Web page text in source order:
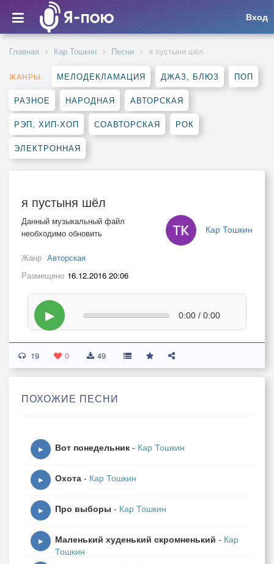
Вход
Главная Кар Тошкин Песни я пустыня шёл
ЖАНРЫ: МЕЛОДЕКЛАМАЦИЯ ДЖАЗ, БЛЮЗ ПОП
РАЗНОЕ НАРОДНАЯ АВТОРСКАЯ
РЭП, ХИП-ХОП СОАВТОРСКАЯ РОК
ЭЛЕКТРОННАЯ
я пустыня шёл
Кар Тошкин
Данный музыкальный файл
необходимо обновить
Жанр Авторская
Размещено 16.12.2016 20:06
▶ 0:00 / 0:00
19 0 49
ПОХОЖИЕ ПЕСНИ
▶ Вот понедельник - Кар Тошкин
▶ Охота - Кар Тошкин
▶ Про выборы - Кар Тошкин
▶ Маленький худенький скромненький - Кар
Тошкин